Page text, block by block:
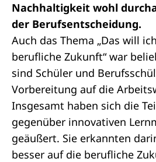
Nachhaltigkeit wohl
der Berufsentscheidung.
Auch das Thema „Das will
berufliche Zukunft“ war
sind Schüler und
Vorbereitung auf die
Insgesamt haben sich die
gegenüber innovativen
geäußert. Sie erkannten
besser auf die berufliche